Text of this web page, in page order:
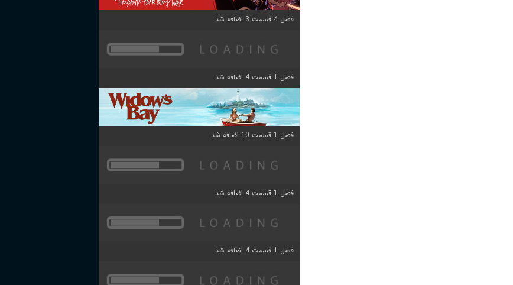
فصل 4 قسمت 3 اضافه شد
فصل 1 قسمت 4 اضافه شد
فصل 1 قسمت 10 اضافه شد
فصل 1 قسمت 4 اضافه شد
فصل 1 قسمت 4 اضافه شد